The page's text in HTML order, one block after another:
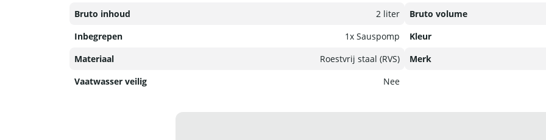
Bruto inhoud
2 liter
Bruto volume
Inbegrepen
1x Sauspomp
Kleur
Materiaal
Roestvrij staal (RVS)
Merk
Vaatwasser veilig
Nee